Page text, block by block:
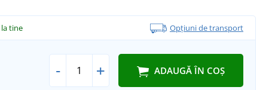
la tine Opțiuni de transport
- + ADAUGĂ ÎN COȘ